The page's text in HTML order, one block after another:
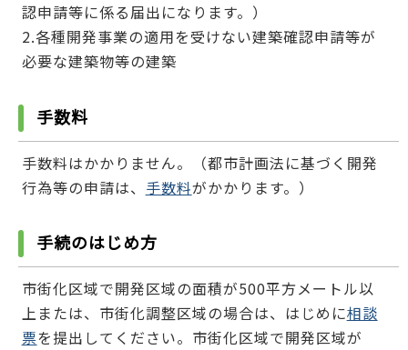
認申請等に係る届出になります。）
2.各種開発事業の適用を受けない建築確認申請等が
必要な建築物等の建築
手数料
手数料はかかりません。（都市計画法に基づく開発
行為等の申請は、 手数料がかかります。）
手続のはじめ方
市街化区域で開発区域の面積が500平方メートル以
上または、市街化調整区域の場合は、はじめに相談
票を提出してください。市街化区域で開発区域が